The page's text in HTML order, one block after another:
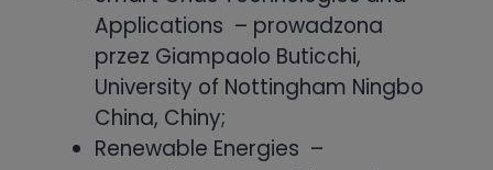
Applications – prowadzona
przez Giampaolo Buticchi,
University of Nottingham Ningbo
China, Chiny;
Renewable Energies –